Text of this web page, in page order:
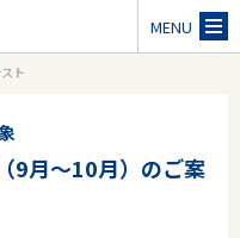
MENU
ト
9月～10月）のご案